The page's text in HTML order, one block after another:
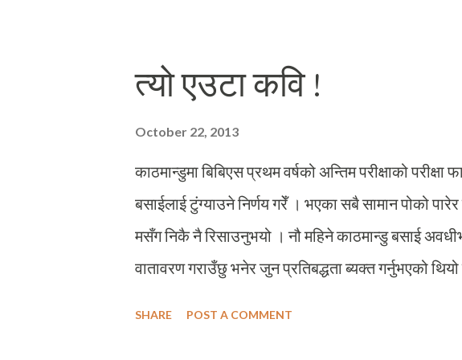
युद्ध उत्कर्षमा पुगेको थियो । राज्यले धेरै निर्दोषहरुलाई
तार र ग्रिनेडसहित भेट्टाउथ्यो र दोहोरो भिडन्तमा
त्रासदीपूर्ण समयको कथा हो जतिखेर विद्रोहीहरु सुराकीको
त्यो एउटा कवि !
October 22, 2013
काठमान्डुमा बिबिएस प्रथम वर्षको अन्तिम परीक्षाको
बसाईलाई टुंग्याउने निर्णय गरेँ । भएका सबै सामान पोको
मसँग निकै नै रिसाउनुभयो । नौ महिने काठमान्डु बसाई
वातावरण गराउँछु भनेर जुन प्रतिबद्धता ब्यक्त गर्नुभएको
SHARE POST A COMMENT